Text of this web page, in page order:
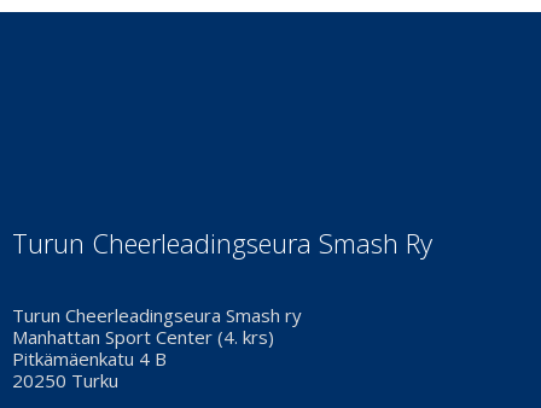
Turun Cheerleadingseura Smash Ry
Turun Cheerleadingseura Smash ry
Manhattan Sport Center (4. krs)
Pitkämäenkatu 4 B
20250 Turku